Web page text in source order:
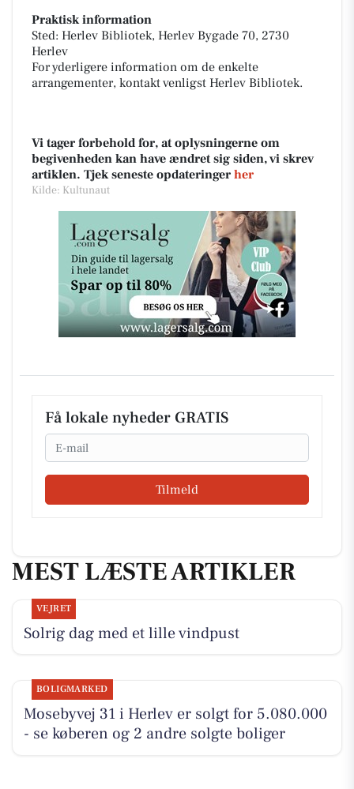
Praktisk information
Sted: Herlev Bibliotek, Herlev Bygade 70, 2730
Herlev
For yderligere information om de enkelte
arrangementer, kontakt venligst Herlev Bibliotek.
Vi tager forbehold for, at oplysningerne om
begivenheden kan have ændret sig siden, vi skrev
artiklen. Tjek seneste opdateringer her
Kilde: Kultunaut
Få lokale nyheder GRATIS
Email
Tilmeld
MEST LÆSTE ARTIKLER
VEJRET
Solrig dag med et lille vindpust
BOLIGMARKED
Mosebyvej 31 i Herlev er solgt for 5.080.000
- se køberen og 2 andre solgte boliger